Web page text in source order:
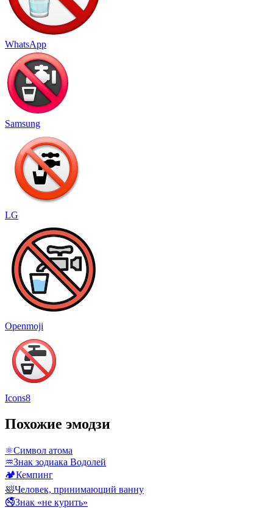
WhatsApp
Samsung
LG
Openmoji
Icons8
Похожие эмодзи
⚛️Символ атома
♒Знак зодиака Водолей
🏕️Кемпинг
🛀Человек, принимающий ванну
🚭Знак «не курить»